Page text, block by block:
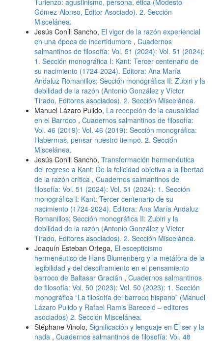
Turienzo: agustinismo, persona, ética (Modesto
Gómez-Alonso, Editor Asociado). 2. Sección
Miscelánea.
Jesús Conill Sancho, El vigor de la razón experiencial
en una época de incertidumbre , Cuadernos
salmantinos de filosofía: Vol. 51 (2024): Vol. 51 (2024):
1. Sección monográfica I: Kant: Tercer centenario de
su nacimiento (1724-2024). Editora: Ana María
Andaluz Romanillos; Sección monográfica II: Zubiri y la
debilidad de la razón (Antonio González y Víctor
Tirado, Editores asociados). 2. Sección Miscelánea.
Manuel Lázaro Pulido, La recepción de la causalidad
en el Barroco , Cuadernos salmantinos de filosofía:
Vol. 46 (2019): Vol. 46 (2019): Sección monográfica:
Habermas, pensar nuestro tiempo. 2. Sección
Miscelánea.
Jesús Conill Sancho, Transformación hermenéutica
del regreso a Kant: De la felicidad objetiva a la libertad
de la razón crítica , Cuadernos salmantinos de
filosofía: Vol. 51 (2024): Vol. 51 (2024): 1. Sección
monográfica I: Kant: Tercer centenario de su
nacimiento (1724-2024). Editora: Ana María Andaluz
Romanillos; Sección monográfica II: Zubiri y la
debilidad de la razón (Antonio González y Víctor
Tirado, Editores asociados). 2. Sección Miscelánea.
Joaquín Esteban Ortega, El escepticismo
hermenéutico de Hans Blumenberg y la metáfora de la
legibilidad y del desciframiento en el pensamiento
barroco de Baltasar Gracián , Cuadernos salmantinos
de filosofía: Vol. 50 (2023): Vol. 50 (2023): 1. Sección
monográfica “La filosofía del barroco hispano” (Manuel
Lázaro Pulido y Rafael Ramis Bareceló – editores
asociados) 2. Sección Miscelánea.
Stéphane Vinolo, Significación y lenguaje en El ser y la
nada , Cuadernos salmantinos de filosofía: Vol. 48